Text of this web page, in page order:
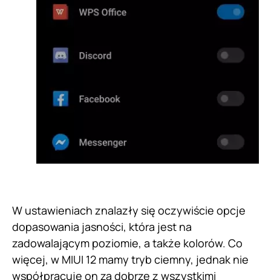
W ustawieniach znalazły się oczywiście opcje
dopasowania jasności, która jest na
zadowalającym poziomie, a także kolorów. Co
więcej, w MIUI 12 mamy tryb ciemny, jednak nie
współpracuje on za dobrze z wszystkimi